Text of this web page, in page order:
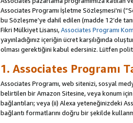
Associates Programı İşletme Sözleşmesi'ni
bu Sözleşme’ye dahil edilen (madde 12’de
Fikri Mülkiyet Lisansı,Associates Programı
yayınladığınız içeriğin ücret karşılığında
olması gerektiğini kabul edersiniz. Lütfen
1. Associates Programı
Associates Programı, web sitenizi, sosyal
belirtilen bir Amazon Sitesine, veya konum
bağlantıları; veya (ii) Alexa yeteneğinizdeki
bağlantı formatlarını doğru bir şekilde